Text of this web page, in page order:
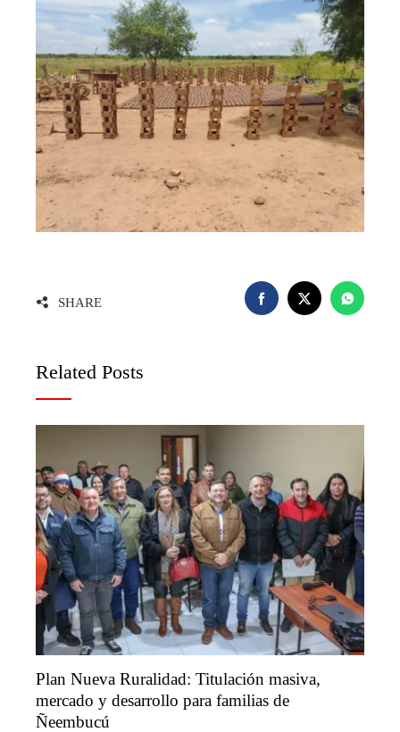
SHARE
Related Posts
Plan Nueva Ruralidad: Titulación masiva,
mercado y desarrollo para familias de
Ñeembucú